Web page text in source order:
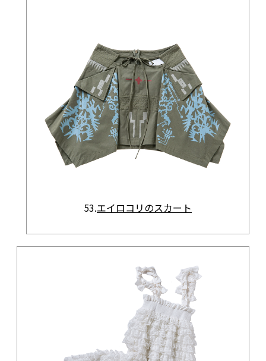
53.エイロコリのスカート